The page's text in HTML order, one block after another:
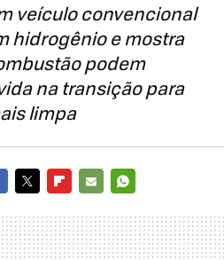
veículo convencional
hidrogênio e mostra
podem
na transição para
limpa
MAIL